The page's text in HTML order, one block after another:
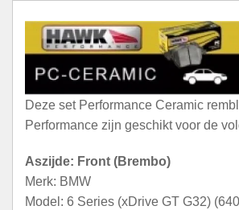
Deze set Performance Ceramic
Performance zijn geschikt voor de
Aszijde: Front (Brembo)
Merk: BMW
Model: 6 Series (xDrive GT G32)